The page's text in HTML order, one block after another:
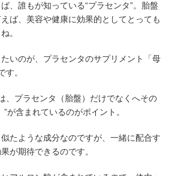
、誰もが知っている“プラセンタ”。胎盤
ば、美容や健康に効果的としてとっても
。
いのが、プラセンタのサプリメント「母
す。
、プラセンタ（胎盤）だけでなくへその
が含まれているのがポイント。
たような成分なのですが、一緒に配合す
が期待できるのです。